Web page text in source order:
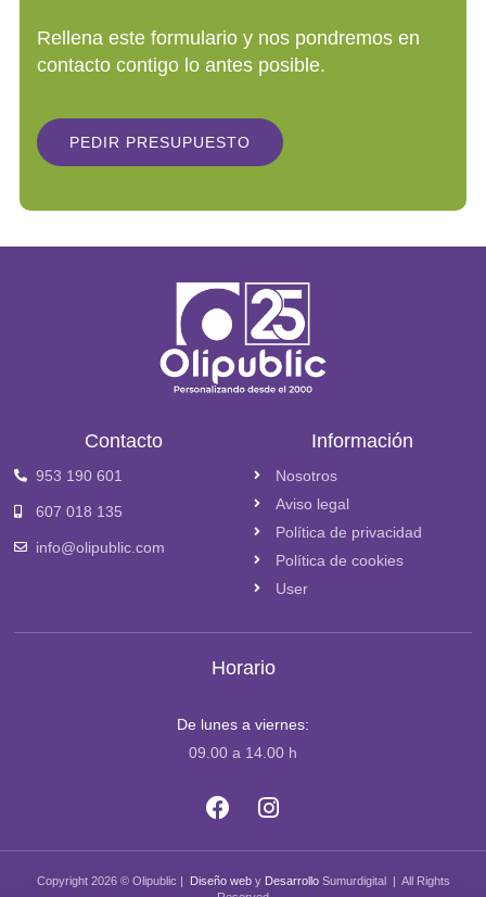
Rellena este formulario y nos pondremos en
contacto contigo lo antes posible.
PEDIR PRESUPUESTO
Contacto
953 190 601
607 018 135
info@olipublic.com
Información
Nosotros
Aviso legal
Política de privacidad
Política de cookies
User
Horario
De lunes a viernes:
09.00 a 14.00 h
Copyright 2026 © Olipublic | Diseño weby DesarrolloSumurdigital | All Rights